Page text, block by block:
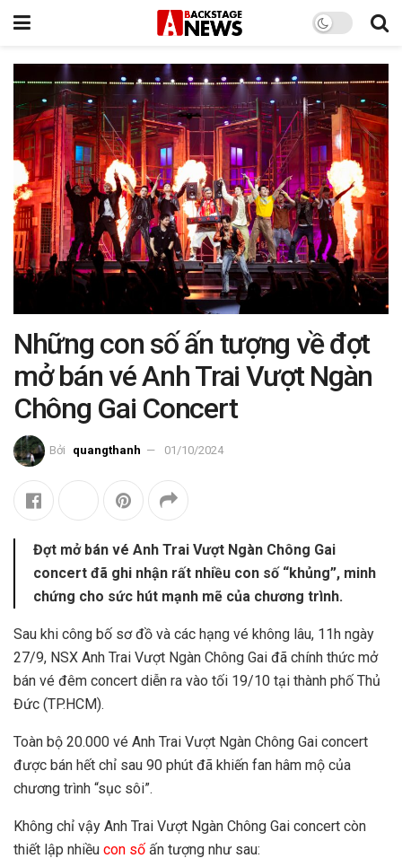
Những con số ấn tượng về đợt
mở bán vé Anh Trai Vượt Ngàn
Chông Gai Concert
Bởi quangthanh 01/10/2024
Đợt mở bán vé Anh Trai Vượt Ngàn Chông Gai
concert đã ghi nhận rất nhiều con số “khủng”, minh
chứng cho sức hút mạnh mẽ của chương trình.
Sau khi công bố sơ đồ và các hạng vé không lâu, 11h ngày
27/9, NSX Anh Trai Vượt Ngàn Chông Gai đã chính thức mở
bán vé đêm concert diễn ra vào tối 19/10 tại thành phố Thủ
Đức (TP.HCM).
Toàn bộ 20.000 vé Anh Trai Vượt Ngàn Chông Gai concert
được bán hết chỉ sau 90 phút đã khiến fan hâm mộ của
chương trình “sục sôi”.
Không chỉ vậy Anh Trai Vượt Ngàn Chông Gai concert còn
thiết lập nhiều con số ấn tượng như sau: